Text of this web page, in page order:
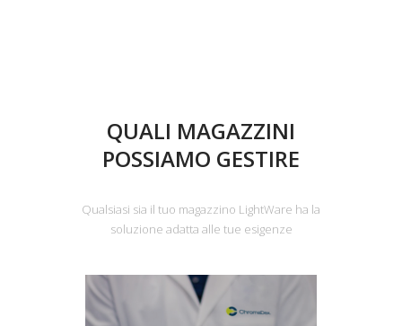
QUALI MAGAZZINI
POSSIAMO GESTIRE
Qualsiasi sia il tuo magazzino LightWare ha la
soluzione adatta alle tue esigenze